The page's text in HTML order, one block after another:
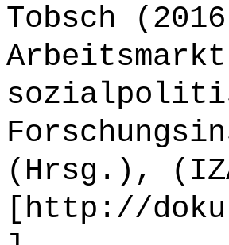
Tobsch
(Hrsg.),
[http://